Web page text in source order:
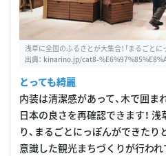
浅草に全国のふるさとが大集合！「まるごと
出典： kinarino.jp/cat8-
6%97%A5%E6%9C%AC
とっても綺麗
内装は清潔感があって、木で囲ま
日本の良さを再確認できます！
り、まるごとにっぽんができた
意識した観光まちづくりが行わ